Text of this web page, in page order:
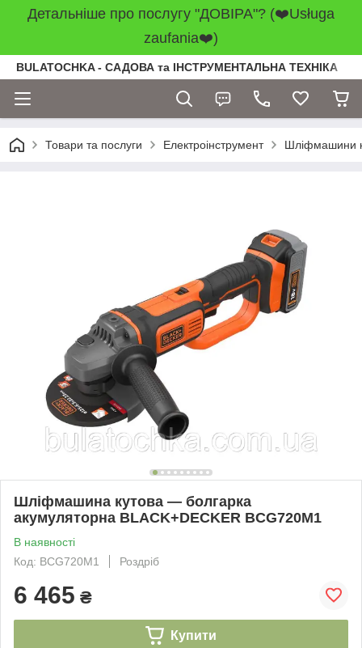
Детальніше про послугу "ДОВІРА"? (❤️Usługa
zaufania❤️)
BULATOCHKA - САДОВА та ІНСТРУМЕНТАЛЬНА ТЕХНІКА
Товари та послуги Електроінструмент Шліфмашини
Шліфмашина кутова — болгарка
акумуляторна BLACK+DECKER BCG720M1
В наявності
Код: BCG720M1
Роздріб
6 465 ₴
Купити